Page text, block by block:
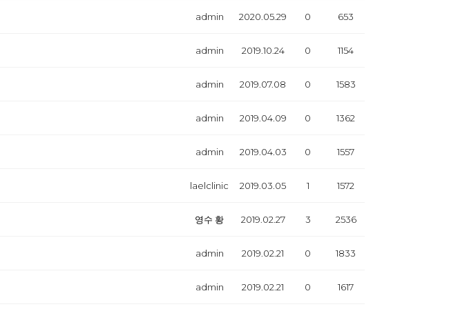
admin 2020.05.29 0 653
admin 2019.10.24 0 1154
admin 2019.07.08 0 1583
admin 2019.04.09 0 1362
admin 2019.04.03 0 1557
laelclinic 2019.03.05 1 1572
영수 황 2019.02.27 3 2536
admin 2019.02.21 0 1833
admin 2019.02.21 0 1617